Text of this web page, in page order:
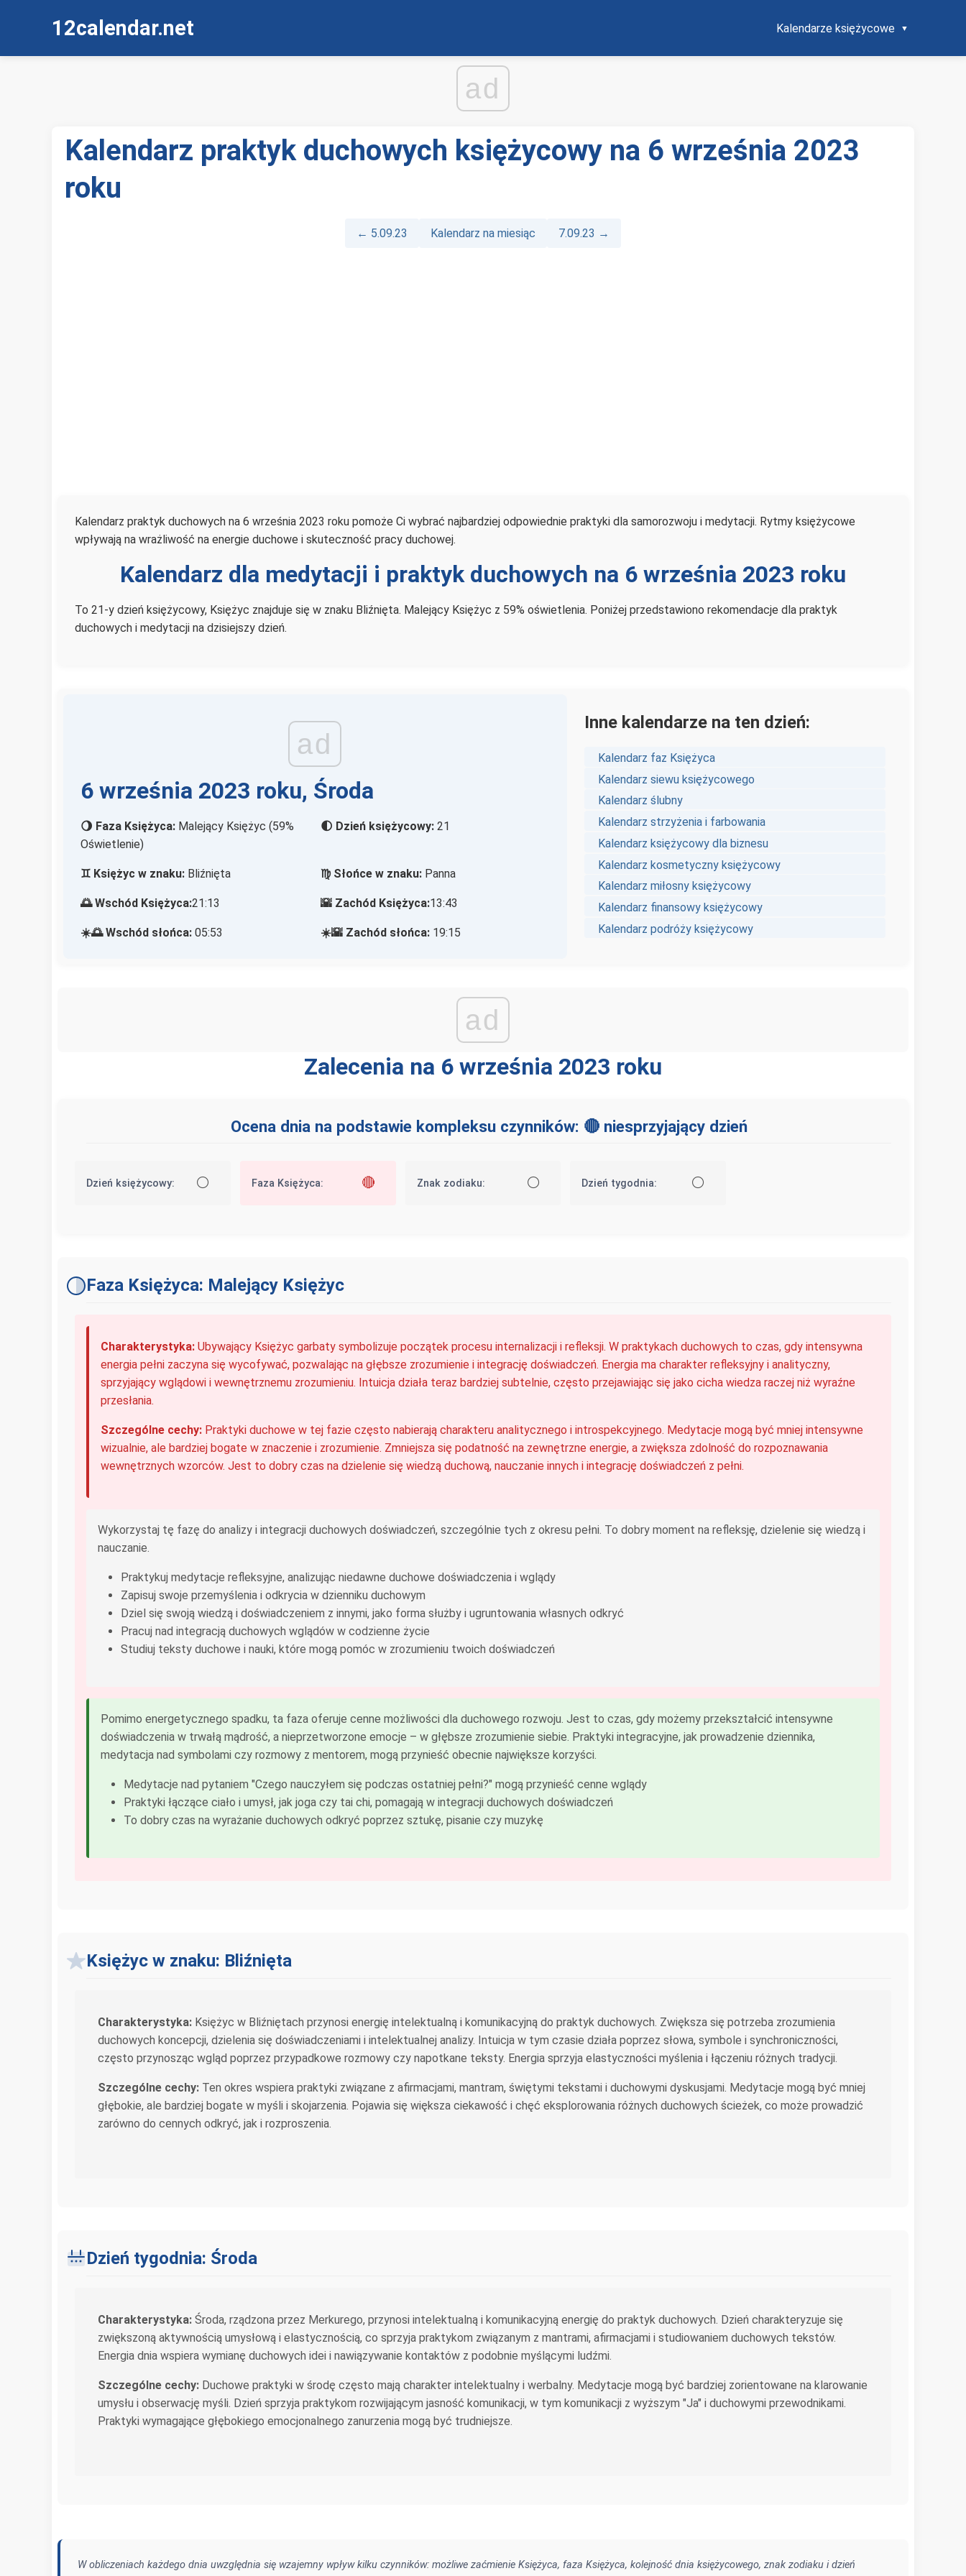
12calendar.net Kalendarze księżycowe
ad
Kalendarz praktyk duchowych księżycowy na 6 września 2023
roku
← 5.09.23 Kalendarz na miesiąc 7.09.23 →
Kalendarz praktyk duchowych na 6 września 2023 roku pomoże Ci wybrać najbardziej odpowiednie praktyki dla samorozwoju i medytacji. Rytmy księżycowe
wpływają na wrażliwość na energie duchowe i skuteczność pracy duchowej.
Kalendarz dla medytacji i praktyk duchowych na 6 września 2023 roku
To 21-y dzień księżycowy, Księżyc znajduje się w znaku Bliźnięta. Malejący Księżyc z 59% oświetlenia. Poniżej przedstawiono rekomendacje dla praktyk
duchowych i medytacji na dzisiejszy dzień.
ad
6 września 2023 roku, Środa
🌖 Faza Księżyca: Malejący Księżyc (59%
Oświetlenie)
🌓 Dzień księżycowy: 21
♊ Księżyc w znaku: Bliźnięta ♍ Słońce w znaku: Panna
🌅 Wschód Księżyca:21:13 🌇 Zachód Księżyca:13:43
☀️🌅 Wschód słońca: 05:53 ☀️🌇 Zachód słońca: 19:15
Inne kalendarze na ten dzień:
Kalendarz faz Księżyca
Kalendarz siewu księżycowego
Kalendarz ślubny
Kalendarz strzyżenia i farbowania
Kalendarz księżycowy dla biznesu
Kalendarz kosmetyczny księżycowy
Kalendarz miłosny księżycowy
Kalendarz finansowy księżycowy
Kalendarz podróży księżycowy
ad
Zalecenia na 6 września 2023 roku
Ocena dnia na podstawie kompleksu czynników: 🔴 niesprzyjający dzień
Dzień księżycowy: ⚪ Faza Księżyca: 🔴 Znak zodiaku: ⚪ Dzień tygodnia: ⚪
Faza Księżyca: Malejący Księżyc
Charakterystyka: Ubywający Księżyc garbaty symbolizuje początek procesu internalizacji i refleksji. W praktykach duchowych to czas, gdy intensywna
energia pełni zaczyna się wycofywać, pozwalając na głębsze zrozumienie i integrację doświadczeń. Energia ma charakter refleksyjny i analityczny,
sprzyjający wglądowi i wewnętrznemu zrozumieniu. Intuicja działa teraz bardziej subtelnie, często przejawiając się jako cicha wiedza raczej niż wyraźne
przesłania.
Szczególne cechy: Praktyki duchowe w tej fazie często nabierają charakteru analitycznego i introspekcyjnego. Medytacje mogą być mniej intensywne
wizualnie, ale bardziej bogate w znaczenie i zrozumienie. Zmniejsza się podatność na zewnętrzne energie, a zwiększa zdolność do rozpoznawania
wewnętrznych wzorców. Jest to dobry czas na dzielenie się wiedzą duchową, nauczanie innych i integrację doświadczeń z pełni.
Wykorzystaj tę fazę do analizy i integracji duchowych doświadczeń, szczególnie tych z okresu pełni. To dobry moment na refleksję, dzielenie się wiedzą i
nauczanie.
Praktykuj medytacje refleksyjne, analizując niedawne duchowe doświadczenia i wglądy
Zapisuj swoje przemyślenia i odkrycia w dzienniku duchowym
Dziel się swoją wiedzą i doświadczeniem z innymi, jako forma służby i ugruntowania własnych odkryć
Pracuj nad integracją duchowych wglądów w codzienne życie
Studiuj teksty duchowe i nauki, które mogą pomóc w zrozumieniu twoich doświadczeń
Pomimo energetycznego spadku, ta faza oferuje cenne możliwości dla duchowego rozwoju. Jest to czas, gdy możemy przekształcić intensywne
doświadczenia w trwałą mądrość, a nieprzetworzone emocje – w głębsze zrozumienie siebie. Praktyki integracyjne, jak prowadzenie dziennika,
medytacja nad symbolami czy rozmowy z mentorem, mogą przynieść obecnie największe korzyści.
Medytacje nad pytaniem "Czego nauczyłem się podczas ostatniej pełni?" mogą przynieść cenne wglądy
Praktyki łączące ciało i umysł, jak joga czy tai chi, pomagają w integracji duchowych doświadczeń
To dobry czas na wyrażanie duchowych odkryć poprzez sztukę, pisanie czy muzykę
Księżyc w znaku: Bliźnięta
Charakterystyka: Księżyc w Bliźniętach przynosi energię intelektualną i komunikacyjną do praktyk duchowych. Zwiększa się potrzeba zrozumienia
duchowych koncepcji, dzielenia się doświadczeniami i intelektualnej analizy. Intuicja w tym czasie działa poprzez słowa, symbole i synchroniczności,
często przynosząc wgląd poprzez przypadkowe rozmowy czy napotkane teksty. Energia sprzyja elastyczności myślenia i łączeniu różnych tradycji.
Szczególne cechy: Ten okres wspiera praktyki związane z afirmacjami, mantram, świętymi tekstami i duchowymi dyskusjami. Medytacje mogą być mniej
głębokie, ale bardziej bogate w myśli i skojarzenia. Pojawia się większa ciekawość i chęć eksplorowania różnych duchowych ścieżek, co może prowadzić
zarówno do cennych odkryć, jak i rozproszenia.
Dzień tygodnia: Środa
Charakterystyka: Środa, rządzona przez Merkurego, przynosi intelektualną i komunikacyjną energię do praktyk duchowych. Dzień charakteryzuje się
zwiększoną aktywnością umysłową i elastycznością, co sprzyja praktykom związanym z mantrami, afirmacjami i studiowaniem duchowych tekstów.
Energia dnia wspiera wymianę duchowych idei i nawiązywanie kontaktów z podobnie myślącymi ludźmi.
Szczególne cechy: Duchowe praktyki w środę często mają charakter intelektualny i werbalny. Medytacje mogą być bardziej zorientowane na klarowanie
umysłu i obserwację myśli. Dzień sprzyja praktykom rozwijającym jasność komunikacji, w tym komunikacji z wyższym "Ja" i duchowymi przewodnikami.
Praktyki wymagające głębokiego emocjonalnego zanurzenia mogą być trudniejsze.
W obliczeniach każdego dnia uwzględnia się wzajemny wpływ kilku czynników: możliwe zaćmienie Księżyca, faza Księżyca, kolejność dnia księżycowego, znak zodiaku i dzień